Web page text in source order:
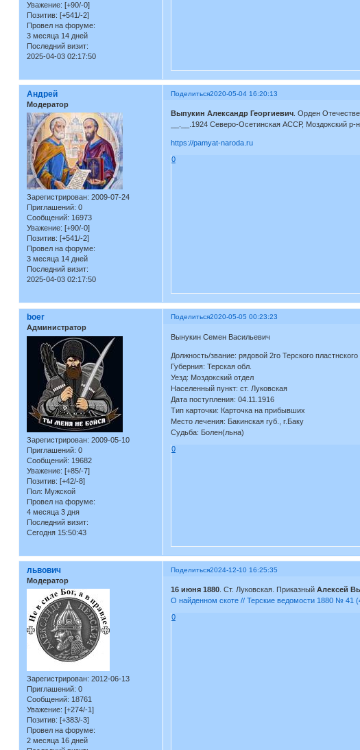
Уважение: [+90/-0]
Позитив: [+541/-2]
Провел на форуме:
3 месяца 14 дней
Последний визит:
2025-04-03 02:17:50
Поделиться2020-05-04 16:20:13
Андрей
Модератор
Зарегистрирован: 2009-07-24
Приглашений: 0
Сообщений: 16973
Уважение: [+90/-0]
Позитив: [+541/-2]
Провел на форуме:
3 месяца 14 дней
Последний визит:
2025-04-03 02:17:50
Выпукин Александр Георгиевич. Орден
__.__.1924 Северо-Осетинская АССР, Моздокский р-
https://pamyat-naroda.ru
0
Поделиться2020-05-05 00:23:23
boer
Администратор
Зарегистрирован: 2009-05-10
Приглашений: 0
Сообщений: 19682
Уважение: [+85/-7]
Позитив: [+42/-8]
Пол: Мужской
Провел на форуме:
4 месяца 3 дня
Последний визит:
Сегодня 15:50:43
Вынукин Семен Васильевич
Должность/звание: рядовой 2го Терского
Губерния: Терская обл.
Уезд: Моздокский отдел
Населенный пункт: ст. Луковская
Дата поступления: 04.11.1916
Тип карточки: Карточка на прибывших
Место лечения: Бакинская губ., г.Баку
Судьба: Болен(льна)
0
Поделиться2024-12-10 16:25:35
львович
Модератор
Зарегистрирован: 2012-06-13
Приглашений: 0
Сообщений: 18761
Уважение: [+274/-1]
Позитив: [+383/-3]
Провел на форуме:
2 месяца 16 дней
16 июня 1880. Ст. Луковская. Приказный Алексей
О найденном скоте // Терские ведомости 1880 № 41
0